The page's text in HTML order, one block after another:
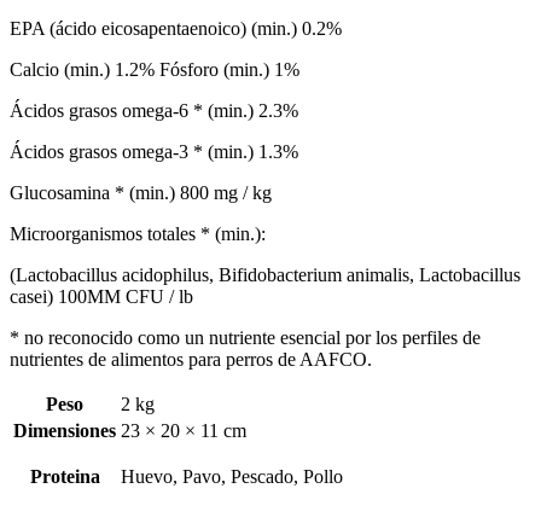
EPA (ácido eicosapentaenoico) (min.) 0.2%
Calcio (min.) 1.2% Fósforo (min.) 1%
Ácidos grasos omega-6 * (min.) 2.3%
Ácidos grasos omega-3 * (min.) 1.3%
Glucosamina * (min.) 800 mg / kg
Microorganismos totales * (min.):
(Lactobacillus acidophilus, Bifidobacterium animalis, Lactobacillus
casei) 100MM CFU / lb
* no reconocido como un nutriente esencial por los perfiles de
nutrientes de alimentos para perros de AAFCO.
Peso
2 kg
Dimensiones 23 × 20 × 11 cm
Proteina Huevo, Pavo, Pescado, Pollo